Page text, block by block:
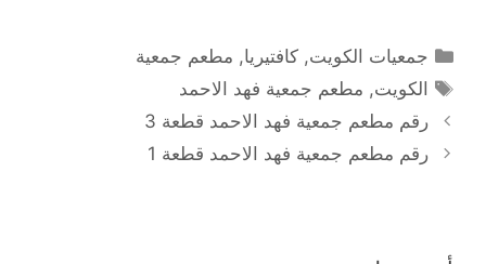
التصنيفات
جمعيات الكويت,كافتيريا, مطعم جمعية
الوسوم
الكويت, مطعم جمعية فهد الاحمد
رقم مطعم جمعية فهد الاحمد قطعة 3
رقم مطعم جمعية فهد الاحمد قطعة 1